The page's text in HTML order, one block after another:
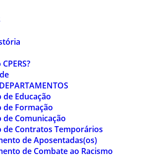
de Educação
de Formação
de Comunicação
de Contratos Temporários
de Aposentadas(os)
de Combate ao Racismo